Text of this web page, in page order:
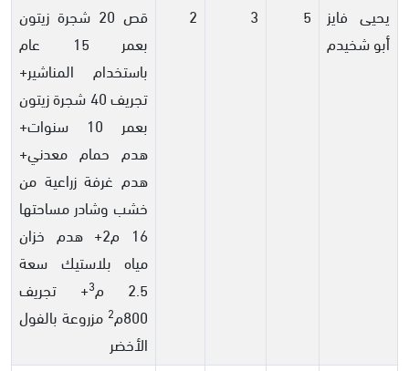
يحيى فايز
أبو شخيدم
5
3
2
قص 20 شجرة زيتون
بعمر 15 عام
باستخدام المناشير+
تجريف 40 شجرة زيتون
بعمر 10 سنوات+
هدم حمام معدني+
هدم غرفة زراعية من
خشب وشادر مساحتها
16 م2+ هدم خزان
مياه بلاستيك سعة
2.5 م
3+ تجريف
800م 2 مزروعة بالفول
الأخضر